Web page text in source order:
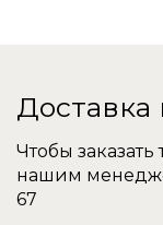
Доставка
Чтобы
нашим
67